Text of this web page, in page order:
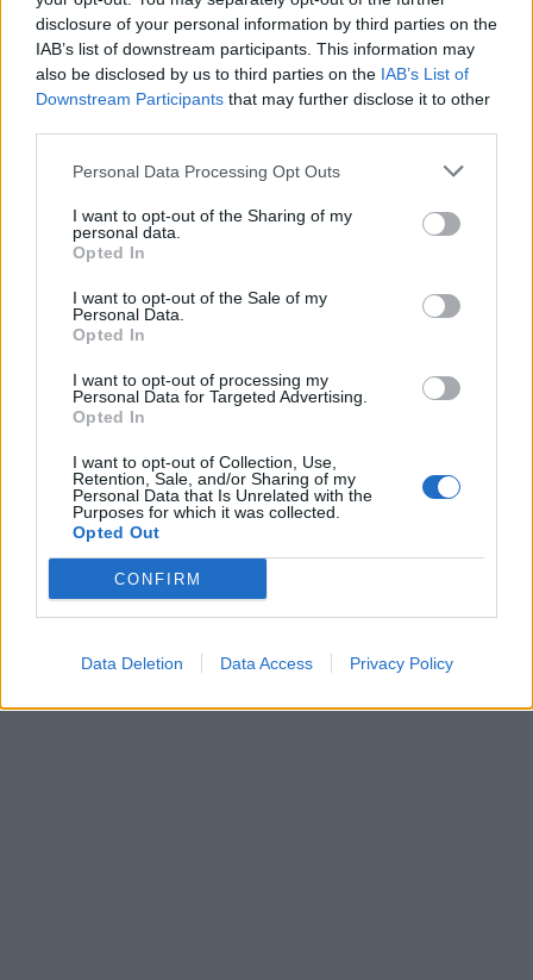
disclosure of your personal information by third parties on the
IAB’s list of downstream participants. This information may
also be disclosed by us to third parties on the IAB’s List of
Downstream Participants that may further disclose it to other
Personal Data Processing Opt Outs
I want to opt-out of the Sharing of my
personal data.
Opted In
I want to opt-out of the Sale of my
Personal Data.
Opted In
I want to opt-out of processing my
Personal Data for Targeted Advertising.
Opted In
I want to opt-out of Collection, Use,
Retention, Sale, and/or Sharing of my
Personal Data that Is Unrelated with the
Purposes for which it was collected.
Opted Out
CONFIRM
Data Deletion Data Access Privacy Policy
ΕΙΔΗΣΕΙΣ 09 Αυγούστου 2026 15:03
Νοσοκομειακοί γιατροί: Χωρίς αξονικό τομογράφο το
«Αττικόν» – Εκτός λειτουργίας και οι δύο από τις 7
ΕΙΔΗΣΕΙΣ 09 Αυγούστου 2026
στο ΑΠΘ φέρνει πιο κοντά την έγκαιρη διάγνωση